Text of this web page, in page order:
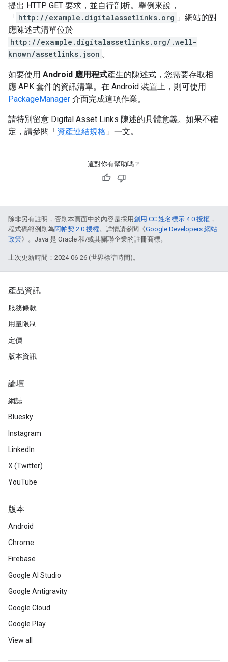
提出 HTTP GET 要求，並自行剖析。舉例來說，
「 http://example.digitalassetlinks.org 」網站的對
應陳述式清單位於
http://example.digitalassetlinks.org/.well-
known/assetlinks.json 。
如要使用 Android 應用程式產生的陳述式，您需要存取相
應 APK 套件的資訊清單。在 Android 裝置上，則可使用
PackageManager 介面完成這項作業。
請特別留意 Digital Asset Links 陳述的具體意義。如果不確
定，請參閱「資產連結規格 」一文。
這對你有幫助嗎？
除非另有註明，否則本頁面中的內容是採用創用 CC 姓名標示 4.0 授權 ，
程式碼範例則為阿帕契 2.0 授權。詳情請參閱《Google Developers 網站
政策》。Java 是 Oracle 和/或其關聯企業的註冊商標。
上次更新時間：2024-06-26 (世界標準時間)。
產品資訊
服務條款
用量限制
定價
版本資訊
論壇
網誌
Bluesky
Instagram
LinkedIn
X (Twitter)
YouTube
版本
Android
Chrome
Firebase
Google AI Studio
Google Antigravity
Google Cloud
Google Play
View all